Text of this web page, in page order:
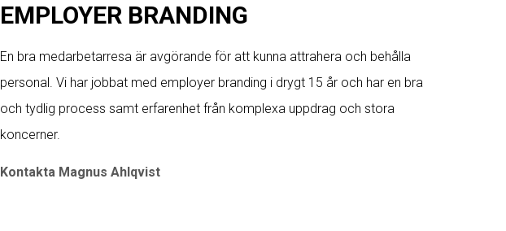
EMPLOYER BRANDING
En bra medarbetarresa är avgörande för att kunna attrahera och behålla
personal. Vi har jobbat med employer branding i drygt 15 år och har en bra
och tydlig process samt erfarenhet från komplexa uppdrag och stora
koncerner.
Kontakta Magnus Ahlqvist